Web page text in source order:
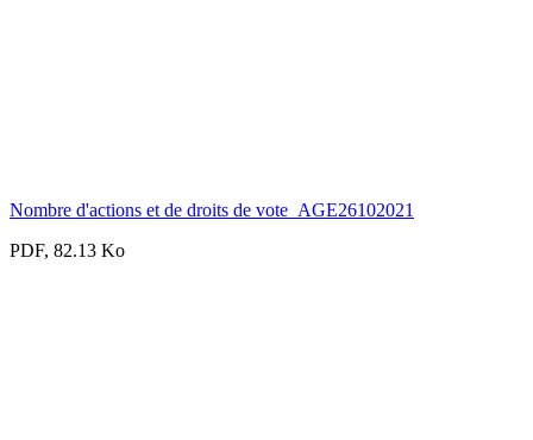
Nombre d'actions et de droits de vote_AGE26102021
PDF, 82.13 Ko